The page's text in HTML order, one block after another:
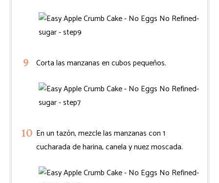
Corta las manzanas en cubos pequeños.
En un tazón, mezcle las manzanas con 1
cucharada de harina, canela y nuez moscada.